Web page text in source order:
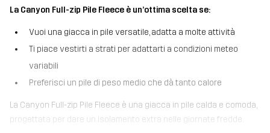
La Canyon Full-zip Pile Fleece è un’ottima scelta se:
Vuoi una giacca in pile versatile, adatta a molte attività
Ti piace vestirti a strati per adattarti a condizioni meteo
variabili
Preferisci un pile di peso medio che dà tanto calore
La Canyon Full-zip Pile Fleece è una giacca in pile calda e comoda,
progettata per dare un isolamento extra nelle giornate fredde.